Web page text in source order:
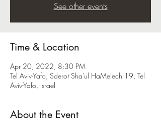
See other events
Time & Location
Apr 20, 2022, 8:30 PM
Tel Aviv-Yafo, Sderot Sha'ul HaMelech 19, Tel
Aviv-Yafo, Israel
About the Event